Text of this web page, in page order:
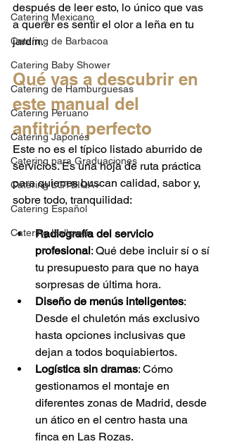
Catering Mexicano
Catering de Barbacoa
Catering Baby Shower
Catering de Hamburguesas
Catering Peruano
Catering Japonés
Catering para Graduaciones
Catering LGTBIQA+
Catering Español
Catering Hallowen
después de leer esto, lo único que vas
a querer es sentir el olor a leña en tu
jardín.
Qué vas a descubrir en
este manual del
anfitrión perfecto
Este no es el típico listado aburrido de
servicios. Es una hoja de ruta práctica
para quienes buscan calidad, sabor y,
sobre todo, tranquilidad:
Radiografía del servicio
profesional: Qué debe incluir sí o sí
tu presupuesto para que no haya
sorpresas de última hora.
Diseño de menús inteligentes:
Desde el chuletón más exclusivo
hasta opciones inclusivas que
dejan a todos boquiabiertos.
Logística sin dramas: Cómo
gestionamos el montaje en
diferentes zonas de Madrid, desde
un ático en el centro hasta una
finca en Las Rozas.